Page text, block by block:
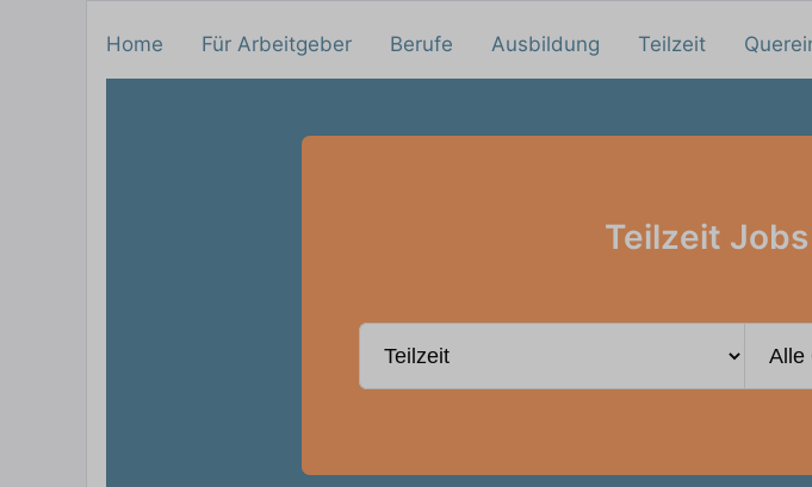
Home Für Arbeitgeber Berufe Ausbildung Teilzeit
Teilzeit